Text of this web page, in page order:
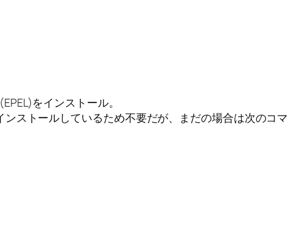
(EPEL)をインストール。
ストールしているため不要だが、まだの場合は次のコマ